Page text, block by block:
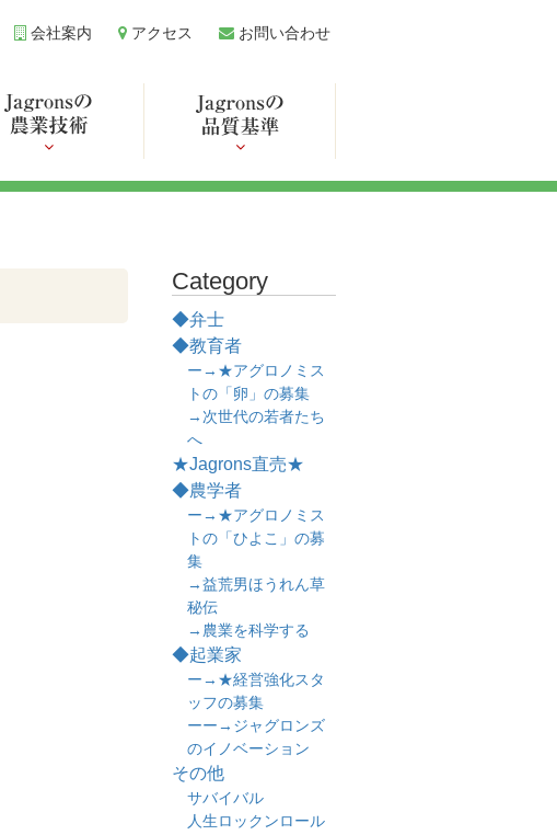
会社案内 アクセス お問い合わせ
Category
◆弁士
◆教育者
ー→★アグロノミス
トの「卵」の募集
→次世代の若者たち
へ
★Jagrons直売★
◆農学者
ー→★アグロノミス
トの「ひよこ」の募
集
→益荒男ほうれん草
秘伝
→農業を科学する
◆起業家
ー→★経営強化スタ
ッフの募集
ーー→ジャグロンズ
のイノベーション
その他
サバイバル
人生ロックンロール